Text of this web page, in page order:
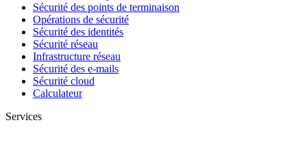
Sécurité des points de terminaison
Opérations de sécurité
Sécurité des identités
Sécurité réseau
Infrastructure réseau
Sécurité des e-mails
Sécurité cloud
Calculateur
Services